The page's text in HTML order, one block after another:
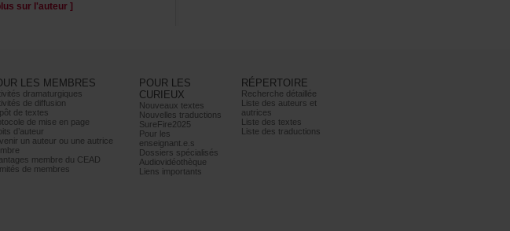
POURLES
CURIEUX
Nouveauxtextes
Nouvellestraductions
SureFire2025
Pourles
enseignant.e.s
Dossiersspécialisés
Audiovidéothèque
Liensimportants
RÉPERTOIRE
Recherchedétaillée
Listedesauteurset
autrices
Listedestextes
Listedestraductions